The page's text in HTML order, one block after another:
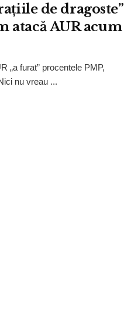
de dragoste”
atacă AUR acum
„a furat” procentele PMP,
nu vreau ...